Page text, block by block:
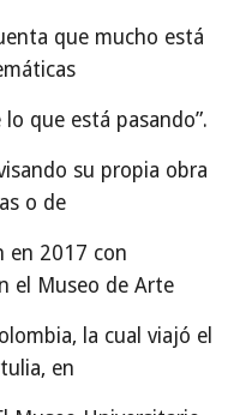
que mucho está
que está pasando”.
su propia obra
o de
en 2017 con
el Museo de Arte
la cual viajó el
en